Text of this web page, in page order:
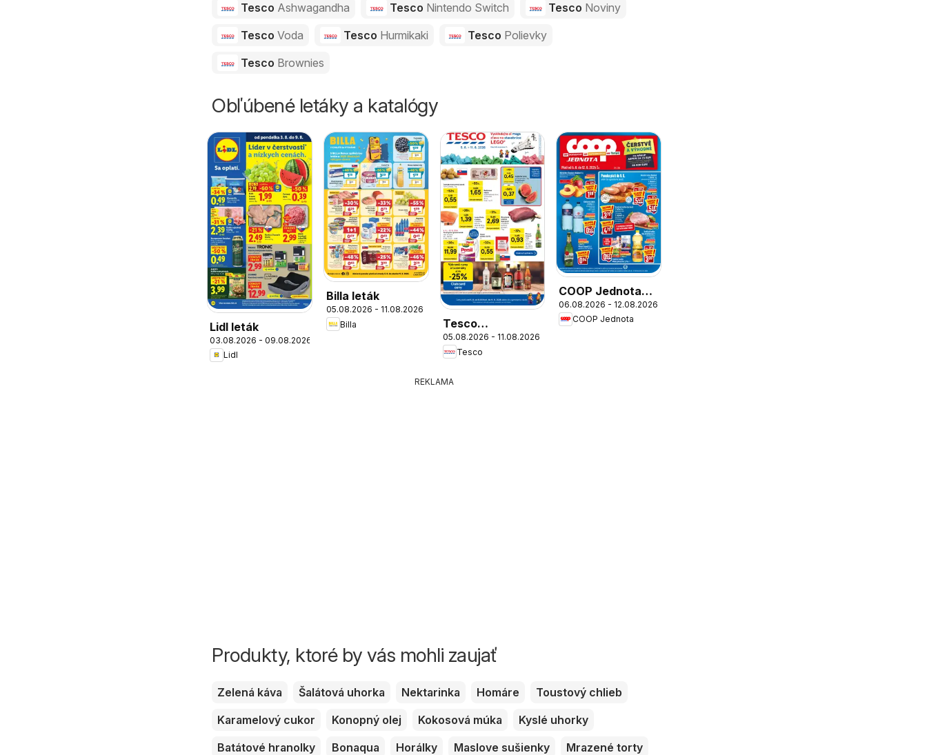
Tesco Ashwagandha Tesco Nintendo Switch Tesco Noviny
Tesco Voda Tesco Hurmikaki Tesco Polievky
Tesco Brownies
Obľúbené letáky a katalógy
Lidl leták
03.08.2026 - 09.08.2026
Lidl
Billa leták
05.08.2026 - 11.08.2026
Billa
Tesco
Hypermarket -
leták
05.08.2026 - 11.08.2026
Tesco
COOP Jednota
leták
06.08.2026 - 12.08.2026
COOP Jednota
REKLAMA
Produkty, ktoré by vás mohli zaujať
Zelená káva Šalátová uhorka Nektarinka Homáre
Toustový chlieb
Karamelový cukor
Konopný olej Kokosová múka
Kyslé uhorky
Batátové hranolky
Bonaqua Horálky Maslove sušienky
Mrazené torty